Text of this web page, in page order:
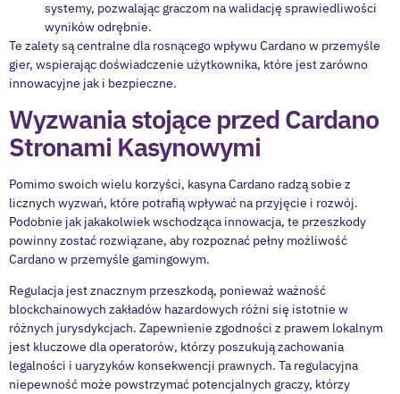
systemy, pozwalając graczom na walidację sprawiedliwości
wyników odrębnie.
Te zalety są centralne dla rosnącego wpływu Cardano w przemyśle
gier, wspierając doświadczenie użytkownika, które jest zarówno
innowacyjne jak i bezpieczne.
Wyzwania stojące przed Cardano
Stronami Kasynowymi
Pomimo swoich wielu korzyści, kasyna Cardano radzą sobie z
licznych wyzwań, które potrafią wpływać na przyjęcie i rozwój.
Podobnie jak jakakolwiek wschodząca innowacja, te przeszkody
powinny zostać rozwiązane, aby rozpoznać pełny możliwość
Cardano w przemyśle gamingowym.
Regulacja jest znacznym przeszkodą, ponieważ ważność
blockchainowych zakładów hazardowych różni się istotnie w
różnych jurysdykcjach. Zapewnienie zgodności z prawem lokalnym
jest kluczowe dla operatorów, którzy poszukują zachowania
legalności i uaryzyków konsekwencji prawnych. Ta regulacyjna
niepewność może powstrzymać potencjalnych graczy, którzy